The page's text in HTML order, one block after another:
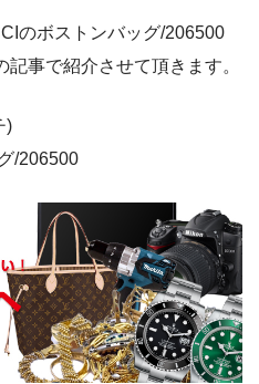
のボストンバッグ/206500
事で紹介させて頂きます。
)
/206500